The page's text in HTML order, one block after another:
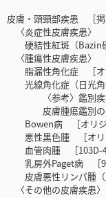
皮膚・頭頸部疾患 ［
〈炎症性皮膚疾患
硬結性紅斑（Bazin
〈腫瘍性皮膚疾患
脂漏性角化症 ［オ
光線角化症（日光角
〈参考〉鑑別疾患
皮膚腫瘍鑑別の
Bowen病 ［オリジ
悪性黒色腫 ［オリ
血管肉腫 ［103D-
乳房外Paget病 ［
皮膚悪性リンパ腫（
〈その他の皮膚疾